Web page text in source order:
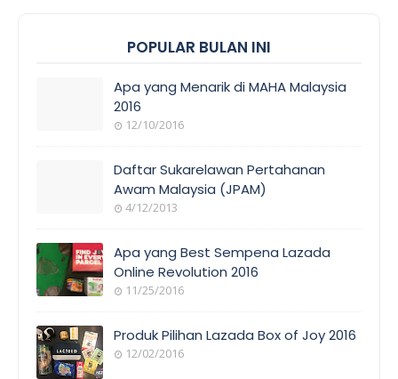
POPULAR BULAN INI
Apa yang Menarik di MAHA Malaysia
2016
12/10/2016
AWAM
Daftar Sukarelawan Pertahanan
Awam Malaysia (JPAM)
4/12/2013
COVERAGE
Apa yang Best Sempena Lazada
Online Revolution 2016
11/25/2016
Produk Pilihan Lazada Box of Joy 2016
12/02/2016